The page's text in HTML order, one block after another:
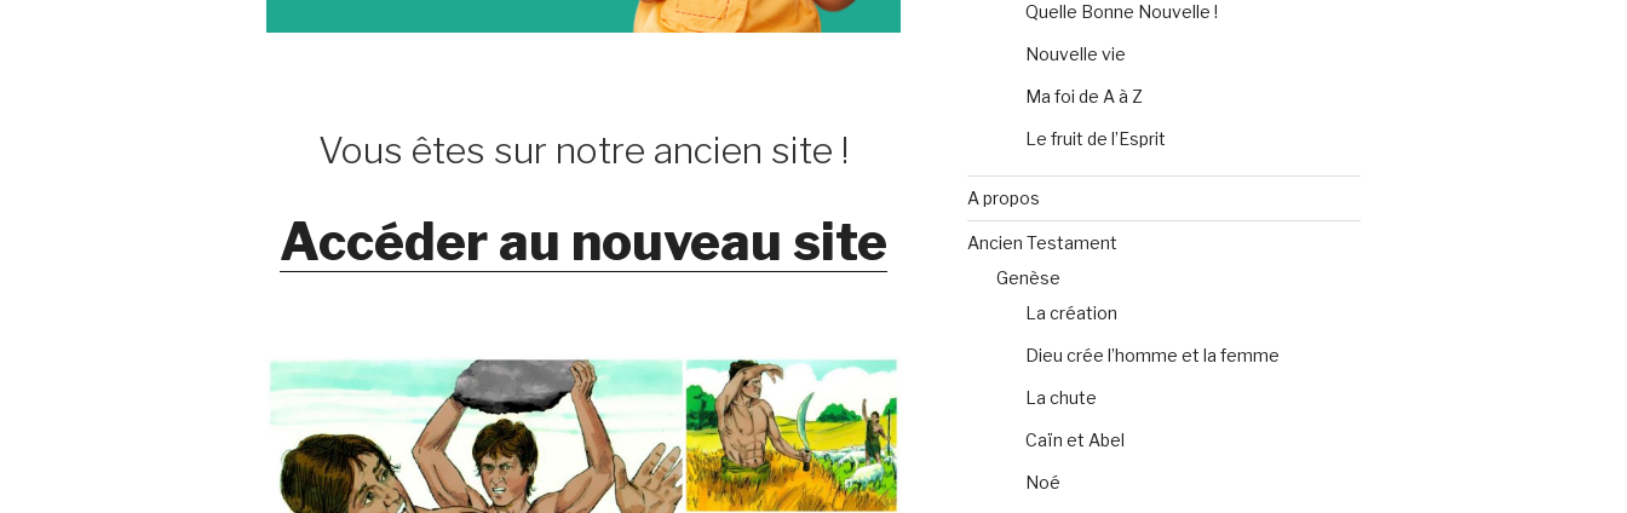
Vous êtes sur notre ancien site !
Accéder au nouveau site
Quelle Bonne Nouvelle !
Nouvelle vie
Ma foi de A à Z
Le fruit de l’Esprit
A propos
Ancien Testament
Genèse
La création
Dieu crée l’homme et la femme
La chute
Caïn et Abel
Noé